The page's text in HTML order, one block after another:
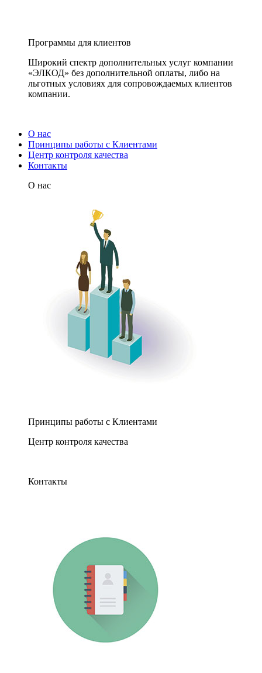
Программы для клиентов
Широкий спектр дополнительных услуг компании
«ЭЛКОД» без дополнительной оплаты, либо на
льготных условиях для сопровождаемых клиентов
компании.
О нас
Принципы работы с Клиентами
Центр контроля качества
Контакты
О нас
Принципы работы с Клиентами
Центр контроля качества
Контакты